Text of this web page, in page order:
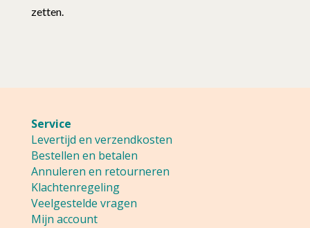
zetten.
Service
Levertijd en verzendkosten
Bestellen en betalen
Annuleren en retourneren
Klachtenregeling
Veelgestelde vragen
Mijn account